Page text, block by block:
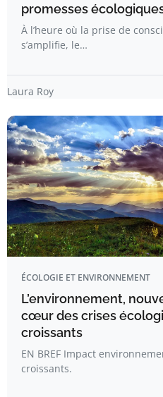
promesses
À l’heure où la prise de
s’amplifie, le…
Laura Roy
ÉCOLOGIE ET ENVIRONNEMENT
L’environnement,
cœur des crises
croissants
EN BREF Impact
croissants.